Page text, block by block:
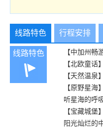
线路特色 行程安排
线路特色
【中加州
【北欧童
【天然温
【原野星
听星海的呼
【宝藏城
阳光灿烂的